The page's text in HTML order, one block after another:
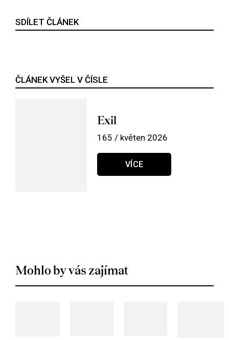
SDÍLET ČLÁNEK
ČLÁNEK VYŠEL V ČÍSLE
Exil
165 / květen 2026
VÍCE
Mohlo by vás zajímat